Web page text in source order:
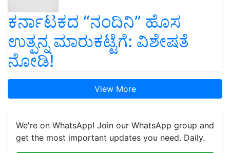
ಕರ್ನಾಟಕದ “ನಂದಿನಿ” ಹೊಸ
ಉತ್ಪನ್ನ ಮಾರುಕಟ್ಟೆಗೆ: ವಿಶೇಷತೆ
ನೋಡಿ!
View More
We're on WhatsApp! Join our WhatsApp group and
get the most important updates you need. Daily.